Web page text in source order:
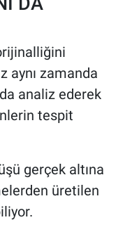
aynı zamanda
da analiz ederek
tespit
gerçek altına
üretilen